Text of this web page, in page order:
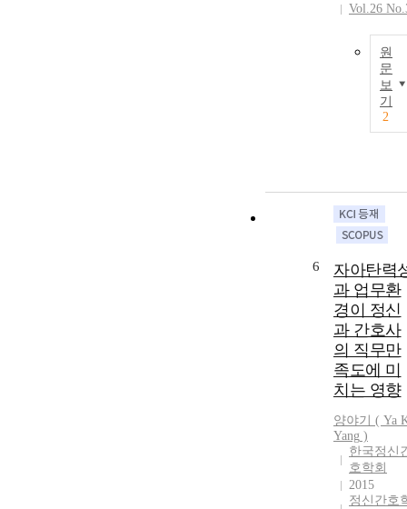
Vol.26
원
문
보
기
2
6
자아탄력
과 업무환
경이 정신
과 간호사
의 직무만
족도에 미
치는 영향
양야기 ( Ya
Yang )
한국정신
호학회
2015
정신간호